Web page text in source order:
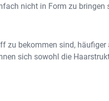
nicht in Form zu
zu bekommen sind,
sich sowohl die